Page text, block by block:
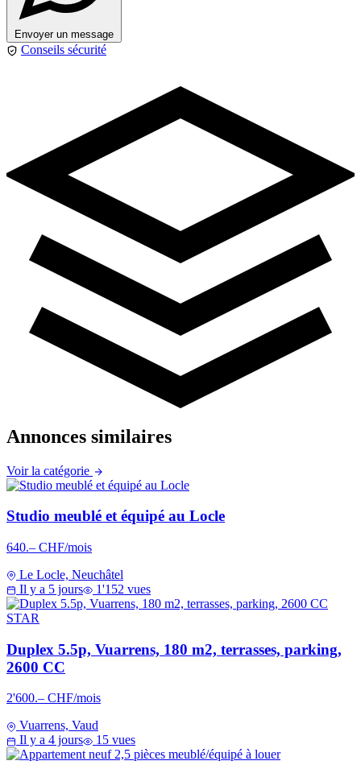
Envoyer un message
Conseils sécurité
Annonces similaires
Voir la catégorie
Studio meublé et équipé au Locle
640.– CHF/mois
Le Locle, Neuchâtel
Il y a 5 jours
1'152 vues
STAR
Duplex 5.5p, Vuarrens, 180 m2, terrasses, parking,
2600 CC
2'600.– CHF/mois
Vuarrens, Vaud
Il y a 4 jours
15 vues